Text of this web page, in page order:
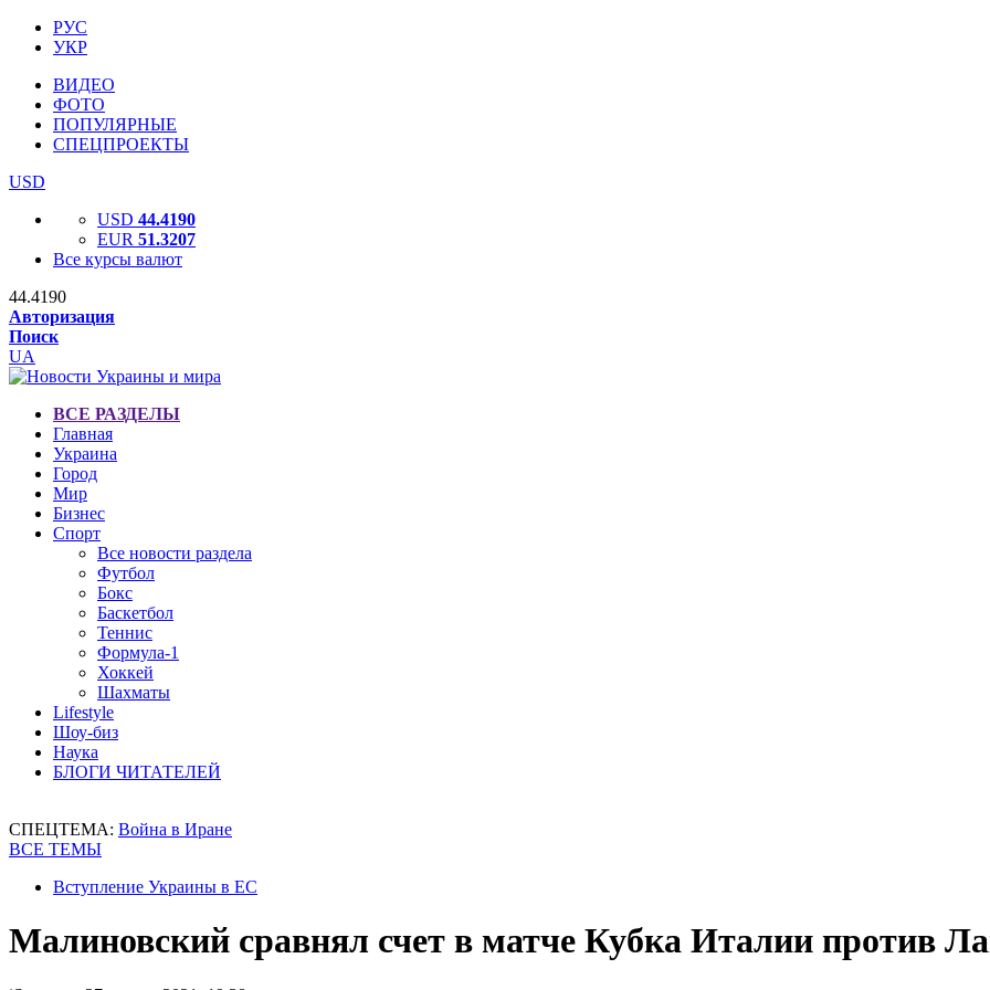
РУС
УКР
ВИДЕО
ФОТО
ПОПУЛЯРНЫЕ
СПЕЦПРОЕКТЫ
USD
USD 44.4190
EUR 51.3207
Все курсы валют
44.4190
Авторизация
Поиск
UA
ВСЕ РАЗДЕЛЫ
Главная
Украина
Город
Мир
Бизнес
Спорт
Все новости раздела
Футбол
Бокс
Баскетбол
Теннис
Формула-1
Хоккей
Шахматы
Lifestyle
Шоу-биз
Наука
БЛОГИ ЧИТАТЕЛЕЙ
СПЕЦТЕМА: Война в Иране
ВСЕ ТЕМЫ
Вступление Украины в ЕС
Малиновский сравнял счет в матче Кубка Италии против